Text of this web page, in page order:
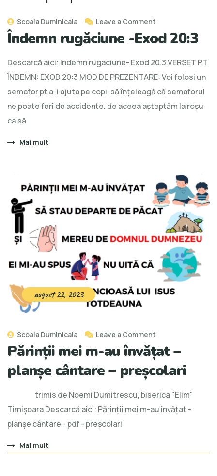
Scoala Duminicala Leave a Comment
Îndemn rugăciune -Exod 20:3
Descarcă aici: Indemn rugaciune- Exod 20.3 VERSET PT
ÎNDEMN: EXOD 20:3 MOD DE PREZENTARE: Voi folosi un
semafor pt a-i ajuta pe copii să înțeleagă că semaforul
ne poate feri de accidente. de aceea așteptăm la roșu
ca să
Mai mult
august 22, 2023
Scoala Duminicala Leave a Comment
Părinții mei m-au învățat –
planșe cântare – preșcolari
trimis de Noemi Dumitrescu, biserica "Elim"
Timișoara Descarcă aici: Părinții mei m-au învățat -
planșe cântare - pdf - preșcolari
Mai mult